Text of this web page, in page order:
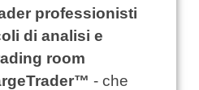
professionisti
di analisi e
room
- che